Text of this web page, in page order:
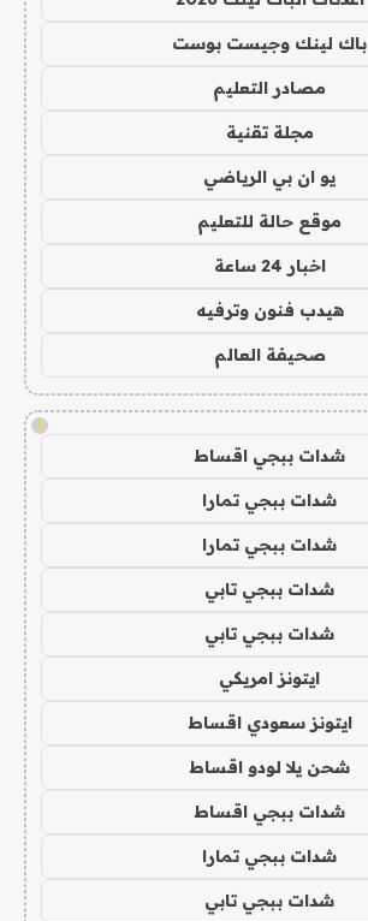
باك لينك وجيست بوست
مصادر التعليم
مجلة تقنية
يو ان بي الرياضي
موقع حالة للتعليم
اخبار 24 ساعة
هيدب فنون وترفيه
صحيفة العالم
!
شدات ببجي اقساط
شدات ببجي تمارا
شدات ببجي تمارا
شدات ببجي تابي
شدات ببجي تابي
ايتونز امريكي
ايتونز سعودي اقساط
شحن يلا لودو اقساط
شدات ببجي اقساط
شدات ببجي تمارا
شدات ببجي تابي